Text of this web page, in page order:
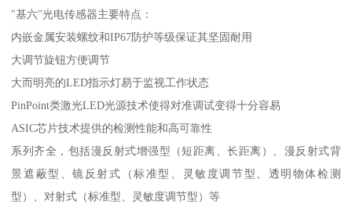
"基六"光电传感器主要特点：
内嵌金属安装螺纹和IP67防护等级保证其坚固耐用
大调节旋钮方便调节
大而明亮的LED指示灯易于监视工作状态
PinPoint类激光LED光源技术使得对准调试变得十分容易
ASIC芯片技术提供的检测性能和高可靠性
系列齐全，包括漫反射式增强型（短距离、长距离）、漫反射式背
景遮蔽型、镜反射式（标准型、灵敏度调节型、透明物体检测
型）、对射式（标准型、灵敏度调节型）等